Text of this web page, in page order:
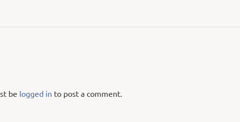
be logged in to post a comment.